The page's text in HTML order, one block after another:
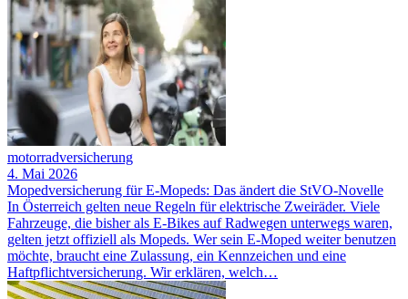
motorradversicherung
4. Mai 2026
Mopedversicherung für E-Mopeds: Das ändert die StVO-Novelle
In Österreich gelten neue Regeln für elektrische Zweiräder. Viele
Fahrzeuge, die bisher als E-Bikes auf Radwegen unterwegs waren,
gelten jetzt offiziell als Mopeds. Wer sein E-Moped weiter benutzen
möchte, braucht eine Zulassung, ein Kennzeichen und eine
Haftpflichtversicherung. Wir erklären, welch…